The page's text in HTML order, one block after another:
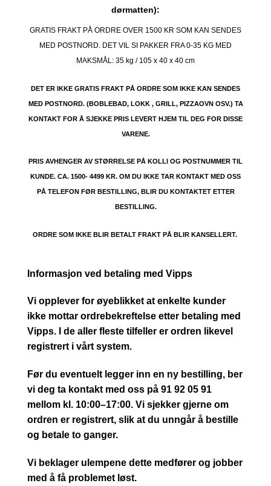
dørmatten):
GRATIS FRAKT PÅ ORDRE OVER 1500 KR SOM KAN SENDES
MED POSTNORD. DET VIL SI PAKKER FRA 0-35 KG MED
MAKSMÅL: 35 kg / 105 x 40 x 40 cm
DET ER IKKE GRATIS FRAKT PÅ ORDRE SOM IKKE KAN SENDES
MED POSTNORD. (BOBLEBAD, LOKK , GRILL, PIZZAOVN OSV.) TA
KONTAKT FOR Å SJEKKE PRIS LEVERT HJEM TIL DEG FOR DISSE
VARENE.
PRIS AVHENGER AV STØRRELSE PÅ KOLLI OG POSTNUMMER TIL
KUNDE. CA. 1500- 4499 KR. OM DU IKKE TAR KONTAKT MED OSS
PÅ TELEFON FØR BESTILLING, BLIR DU KONTAKTET ETTER
BESTILLING.
ORDRE SOM IKKE BLIR BETALT FRAKT PÅ BLIR KANSELLERT.
Informasjon ved betaling med Vipps
Vi opplever for øyeblikket at enkelte kunder
ikke mottar ordrebekreftelse etter betaling med
Vipps. I de aller fleste tilfeller er ordren likevel
registrert i vårt system.
Før du eventuelt legger inn en ny bestilling, ber
vi deg ta kontakt med oss på 91 92 05 91
mellom kl. 10:00–17:00. Vi sjekker gjerne om
ordren er registrert, slik at du unngår å bestille
og betale to ganger.
Vi beklager ulempene dette medfører og jobber
med å få problemet løst.